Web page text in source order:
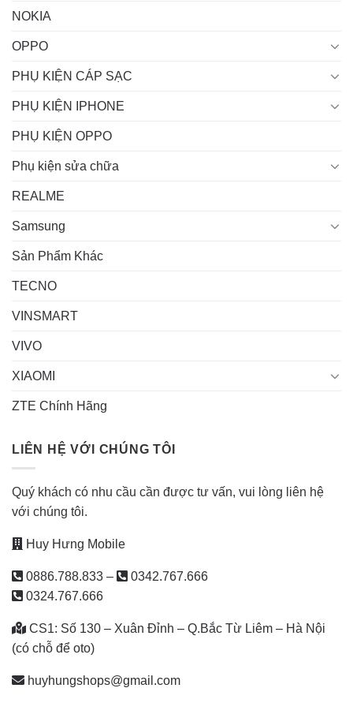
NOKIA
OPPO
PHỤ KIỆN CÁP SẠC
PHỤ KIỆN IPHONE
PHỤ KIỆN OPPO
Phụ kiện sửa chữa
REALME
Samsung
Sản Phẩm Khác
TECNO
VINSMART
VIVO
XIAOMI
ZTE Chính Hãng
LIÊN HỆ VỚI CHÚNG TÔI
Quý khách có nhu cầu cần được tư vấn, vui lòng liên hệ
với chúng tôi.
Huy Hưng Mobile
0886.788.833 –
0342.767.666
0324.767.666
CS1: Số 130 – Xuân Đỉnh – Q.Bắc Từ Liêm – Hà Nội
(có chỗ để oto)
huyhungshops@gmail.com